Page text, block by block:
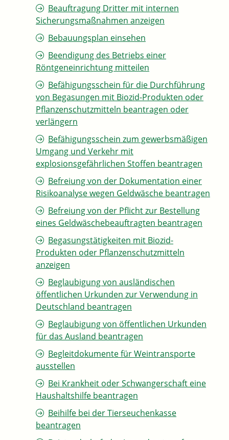
Beauftragung Dritter mit internen
Sicherungsmaßnahmen anzeigen
Bebauungsplan einsehen
Beendigung des Betriebs einer
Röntgeneinrichtung mitteilen
Befähigungsschein für die Durchführung
von Begasungen mit Biozid-Produkten oder
Pflanzenschutzmitteln beantragen oder
verlängern
Befähigungsschein zum gewerbsmäßigen
Umgang und Verkehr mit
explosionsgefährlichen Stoffen beantragen
Befreiung von der Dokumentation einer
Risikoanalyse wegen Geldwäsche beantragen
Befreiung von der Pflicht zur Bestellung
eines Geldwäschebeauftragten beantragen
Begasungstätigkeiten mit Biozid-
Produkten oder Pflanzenschutzmitteln
anzeigen
Beglaubigung von ausländischen
öffentlichen Urkunden zur Verwendung in
Deutschland beantragen
Beglaubigung von öffentlichen Urkunden
für das Ausland beantragen
Begleitdokumente für Weintransporte
ausstellen
Bei Krankheit oder Schwangerschaft eine
Haushaltshilfe beantragen
Beihilfe bei der Tierseuchenkasse
beantragen